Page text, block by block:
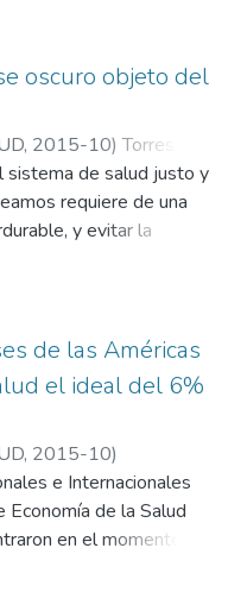
individual, pero
de la construcción
de aceptar la
oscuro objeto del
, 2015-10)Torres,
sistema de salud justo y
requiere de una
y evitar la
como refugio y
de grupos,
de solidaridad,
de un Estado que
propias acciones para
creíble a los
se cometerán abusos
económicos.
de esa cohesión, fruto
interdisciplinarias,
de un sistema de
de las Américas
el ideal del 6%
, 2015-10)
e Internacionales
Economía de la Salud
en el momento
la gestión de centros